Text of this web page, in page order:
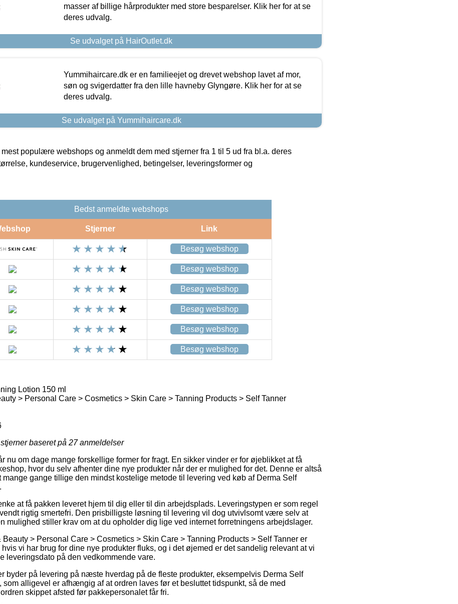
masser af billige hårprodukter med store besparelser. Klik her for at se
deres udvalg.
Se udvalget på HairOutlet.dk
Yummihaircare.dk er en familieejet og drevet webshop lavet af mor,
søn og svigerdatter fra den lille havneby Glyngøre. Klik her for at se
deres udvalg.
Se udvalget på Yummihaircare.dk
populære webshops og anmeldt dem med stjerner fra 1 til 5 ud fra bl.a. deres
kundeservice, brugervenlighed, betingelser, leveringsformer og
Bedst anmeldte webshops
Stjerner Link
Besøg webshop
Besøg webshop
Besøg webshop
Besøg webshop
Besøg webshop
Besøg webshop
Lotion 150 ml
> Personal Care > Cosmetics > Skin Care > Tanning Products > Self Tanner
baseret på 27anmeldelser
nu om dage mange forskellige former for fragt. En sikker vinder er for øjeblikket at få
hvor du selv afhenter dine nye produkter når der er mulighed for det. Denne er altså
gange tillige den mindst kostelige metode til levering ved køb af Derma Self
at få pakken leveret hjem til dig eller til din arbejdsplads. Leveringstypen er som regel
rigtig smertefri. Den prisbilligste løsning til levering vil dog utvivlsomt være selv at
mulighed stiller krav om at du opholder dig lige ved internet forretningens arbejdslager.
> Personal Care > Cosmetics > Skin Care > Tanning Products > Self Tanner er
vi har brug for dine nye produkter fluks, og i det øjemed er det sandelig relevant at vi
leveringsdato på den vedkommende vare.
byder på levering på næste hverdag på de fleste produkter, eksempelvis Derma Self
som alligevel er afhængig af at ordren laves før et besluttet tidspunkt, så de med
skippet afsted før pakkepersonalet får fri.